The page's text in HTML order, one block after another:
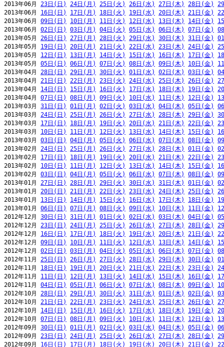
2013年06月 23日(日) 24日(月) 25日(火) 26日(水) 27日(木) 28日(金)
2013年06月 16日(日) 17日(月) 18日(火) 19日(水) 20日(木) 21日(金)
2013年06月 09日(日) 10日(月) 11日(火) 12日(水) 13日(木) 14日(金)
2013年06月 02日(日) 03日(月) 04日(火) 05日(水) 06日(木) 07日(金)
2013年05月 26日(日) 27日(月) 28日(火) 29日(水) 30日(木) 31日(金)
2013年05月 19日(日) 20日(月) 21日(火) 22日(水) 23日(木) 24日(金)
2013年05月 12日(日) 13日(月) 14日(火) 15日(水) 16日(木) 17日(金)
2013年05月 05日(日) 06日(月) 07日(火) 08日(水) 09日(木) 10日(金)
2013年04月 28日(日) 29日(月) 30日(火) 01日(水) 02日(木) 03日(金)
2013年04月 21日(日) 22日(月) 23日(火) 24日(水) 25日(木) 26日(金)
2013年04月 14日(日) 15日(月) 16日(火) 17日(水) 18日(木) 19日(金)
2013年04月 07日(日) 08日(月) 09日(火) 10日(水) 11日(木) 12日(金)
2013年03月 31日(日) 01日(月) 02日(火) 03日(水) 04日(木) 05日(金)
2013年03月 24日(日) 25日(月) 26日(火) 27日(水) 28日(木) 29日(金)
2013年03月 17日(日) 18日(月) 19日(火) 20日(水) 21日(木) 22日(金)
2013年03月 10日(日) 11日(月) 12日(火) 13日(水) 14日(木) 15日(金)
2013年03月 03日(日) 04日(月) 05日(火) 06日(水) 07日(木) 08日(金)
2013年02月 24日(日) 25日(月) 26日(火) 27日(水) 28日(木) 01日(金)
2013年02月 17日(日) 18日(月) 19日(火) 20日(水) 21日(木) 22日(金)
2013年02月 10日(日) 11日(月) 12日(火) 13日(水) 14日(木) 15日(金)
2013年02月 03日(日) 04日(月) 05日(火) 06日(水) 07日(木) 08日(金)
2013年01月 27日(日) 28日(月) 29日(火) 30日(水) 31日(木) 01日(金)
2013年01月 20日(日) 21日(月) 22日(火) 23日(水) 24日(木) 25日(金)
2013年01月 13日(日) 14日(月) 15日(火) 16日(水) 17日(木) 18日(金)
2013年01月 06日(日) 07日(月) 08日(火) 09日(水) 10日(木) 11日(金)
2012年12月 30日(日) 31日(月) 01日(火) 02日(水) 03日(木) 04日(金)
2012年12月 23日(日) 24日(月) 25日(火) 26日(水) 27日(木) 28日(金)
2012年12月 16日(日) 17日(月) 18日(火) 19日(水) 20日(木) 21日(金)
2012年12月 09日(日) 10日(月) 11日(火) 12日(水) 13日(木) 14日(金)
2012年12月 02日(日) 03日(月) 04日(火) 05日(水) 06日(木) 07日(金)
2012年11月 25日(日) 26日(月) 27日(火) 28日(水) 29日(木) 30日(金)
2012年11月 18日(日) 19日(月) 20日(火) 21日(水) 22日(木) 23日(金)
2012年11月 11日(日) 12日(月) 13日(火) 14日(水) 15日(木) 16日(金)
2012年11月 04日(日) 05日(月) 06日(火) 07日(水) 08日(木) 09日(金)
2012年10月 28日(日) 29日(月) 30日(火) 31日(水) 01日(木) 02日(金)
2012年10月 21日(日) 22日(月) 23日(火) 24日(水) 25日(木) 26日(金)
2012年10月 14日(日) 15日(月) 16日(火) 17日(水) 18日(木) 19日(金)
2012年10月 07日(日) 08日(月) 09日(火) 10日(水) 11日(木) 12日(金)
2012年09月 30日(日) 01日(月) 02日(火) 03日(水) 04日(木) 05日(金)
2012年09月 23日(日) 24日(月) 25日(火) 26日(水) 27日(木) 28日(金)
2012年09月 16日(日) 17日(月) 18日(火) 19日(水) 20日(木) 21日(金)